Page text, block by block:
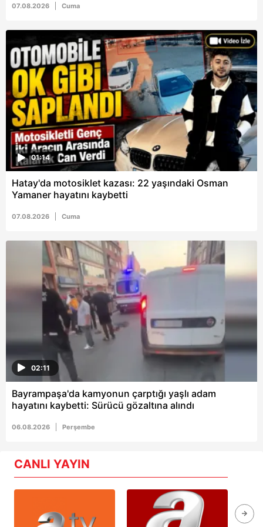
6698 sayılı Kişisel Verilerin Korunması Kanunu uyarınca
hazırlanmış Aydınlatma Metnimizi okumak ve sitemizde
ilgili mevzuata uygun olarak kullanılan çerezlerle ilgili bilgi
almak için lütfentıklayınız.
07.08.2026 Cuma
01:14
Hatay'da motosiklet kazası: 22 yaşındaki Osman
Yamaner hayatını kaybetti
07.08.2026 Cuma
02:11
Bayrampaşa'da kamyonun çarptığı yaşlı adam
hayatını kaybetti: Sürücü gözaltına alındı
06.08.2026 Perşembe
CANLI YAYIN